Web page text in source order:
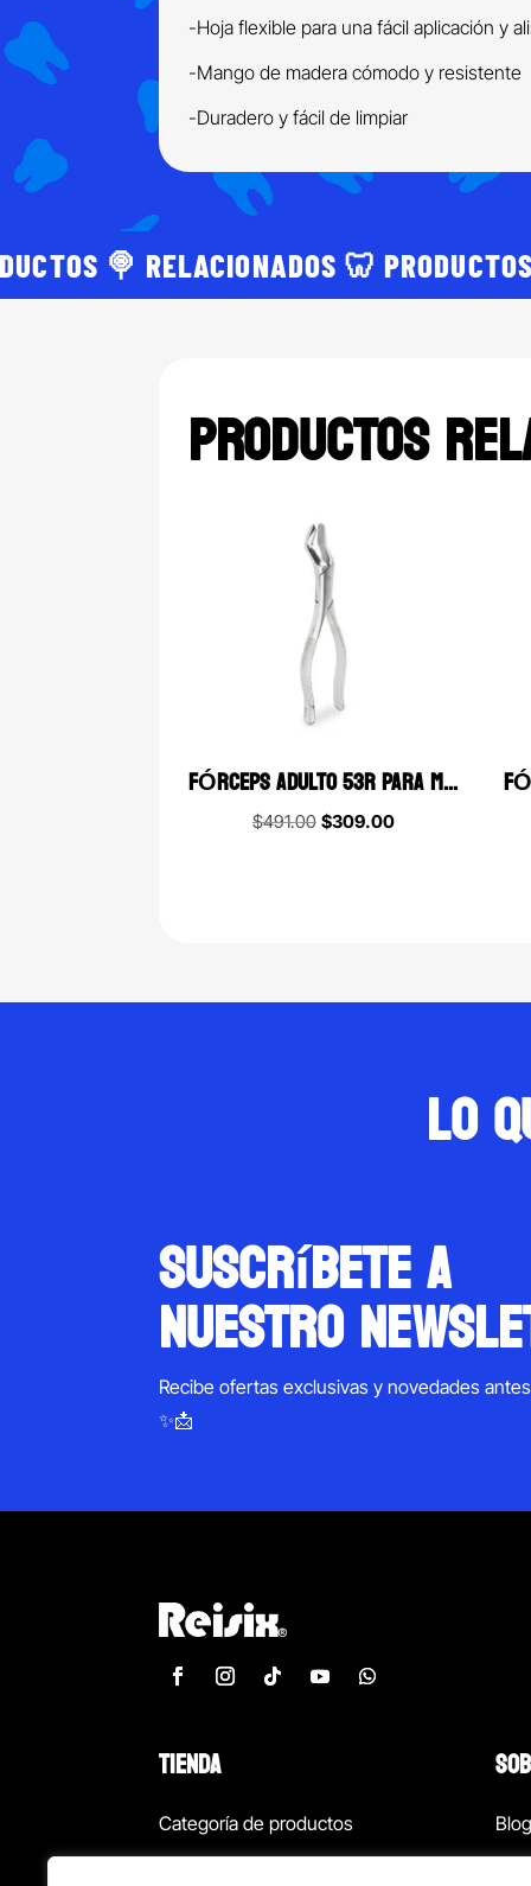
-Hoja flexible para una fácil aplicación y
-Mango de madera cómodo y resistente
-Duradero y fácil de limpiar
🍭 RELACIONADOS 🦷
PRODUCTOS
FÓRCEPS ADULTO 53R PARA MOLARES SUPERIORES DERECHOS 6B (085)
$491.00 Original
$309.00Current
Lo
suscríbete a
nuestro
Recibe ofertas exclusivas y novedades
✨📩
TIENDA
Categoría de productos
Blog